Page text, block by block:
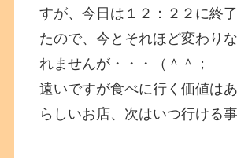
すが、今日は１２：２２に終
たので、今とそれほど変わり
れませんが・・・（＾＾；
遠いですが食べに行く価値は
らしいお店、次はいつ行ける